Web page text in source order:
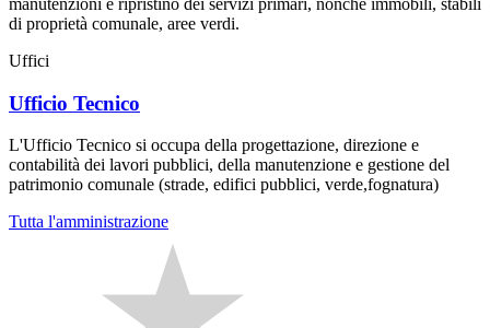
manutenzioni e ripristino dei servizi primari, nonché immobili, stabili
di proprietà comunale, aree verdi.
Uffici
Ufficio Tecnico
L'Ufficio Tecnico si occupa della progettazione, direzione e
contabilità dei lavori pubblici, della manutenzione e gestione del
patrimonio comunale (strade, edifici pubblici, verde,fognatura)
Tutta l'amministrazione